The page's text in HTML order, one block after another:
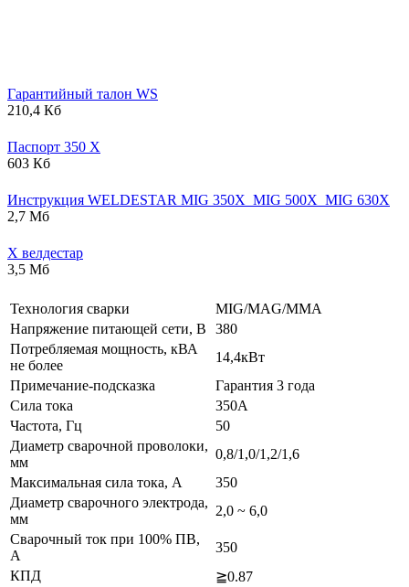
Гарантийный талон WS
210,4 Кб
Паспорт 350 X
603 Кб
Инструкция WELDESTAR MIG 350X_MIG 500X_MIG 630X
2,7 Мб
Х велдестар
3,5 Мб
Технология сварки
MIG/MAG/MMA
Напряжение питающей сети, В
380
Потребляемая мощность, кВА
не более
14,4кВт
Примечание-подсказка
Гарантия 3 года
Сила тока
350А
Частота, Гц
50
Диаметр сварочной проволоки,
мм
0,8/1,0/1,2/1,6
Максимальная сила тока, А
350
Диаметр сварочного электрода,
мм
2,0 ~ 6,0
Сварочный ток при 100% ПВ,
А
350
КПД
≧0.87